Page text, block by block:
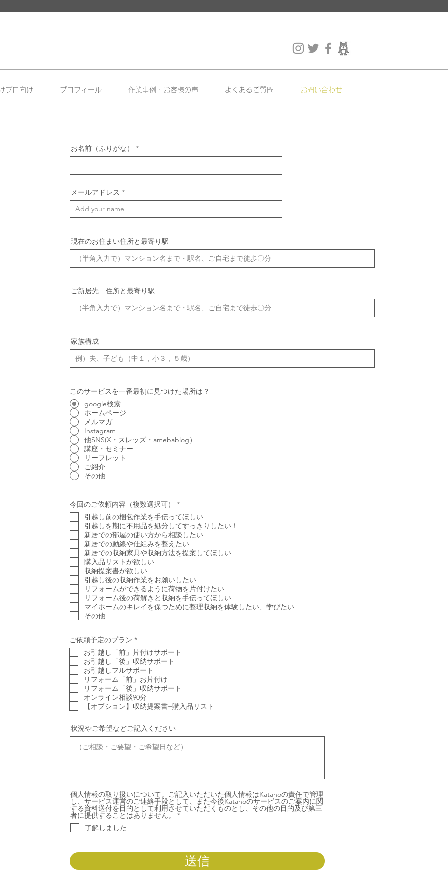
プロ向け プロフィール 作業事例・お客様の声 よくあるご質問 お問い合わせ
お名前（ふりがな）
メールアドレス
現在のお住まい住所と最寄り駅
ご新居先 住所と最寄り駅
家族構成
このサービスを一番最初に見つけた場所は？
google検索
ホームページ
メルマガ
Instagram
他SNS(X・スレッズ・amebablog）
講座・セミナー
リーフレット
ご紹介
その他
今回のご依頼内容（複数選択可） *必
項
目
引越し前の梱包作業を手伝ってほしい
引越しを期に不用品を処分してすっきりしたい！
新居での部屋の使い方から相談したい
新居での動線や仕組みを整えたい
新居での収納家具や収納方法を提案してほしい
購入品リストが欲しい
収納提案書が欲しい
引越し後の収納作業をお願いしたい
リフォームができるように荷物を片付けたい
リフォーム後の荷解きと収納を手伝ってほしい
マイホームのキレイを保つために整理収納を体験したい、学びたい
その他
ご依頼予定のプラン *必
項
目
お引越し「前」片付けサポート
お引越し「後」収納サポート
お引越しフルサポート
リフォーム「前」お片付け
リフォーム「後」収納サポート
オンライン相談90分
【オプション】収納提案書+購入品リスト
状況やご希望などご記入ください
個人情報の取り扱いについて。ご記入いただいた個人情報はKatanoの責任で管理
し、サービス運営のご連絡手段として、また今後Katanoのサービスのご案内に関
する資料送付を目的として利用させていただくものとし、その他の目的及び第三
者に提供することはありません。 *必
了解しました
送信